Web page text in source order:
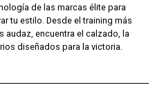
de las marcas élite para
tu estilo. Desde el training más
audaz, encuentra el calzado, la
diseñados para la victoria.